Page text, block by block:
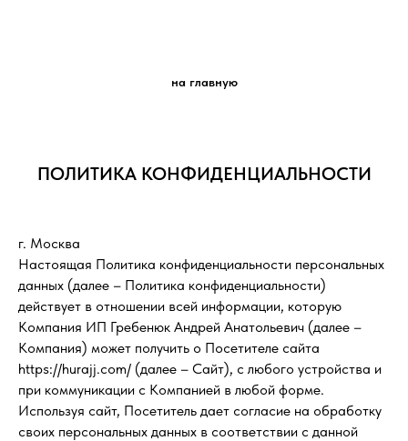
на главную
ПОЛИТИКА КОНФИДЕНЦИАЛЬНОСТИ
г. Москва
Настоящая Политика конфиденциальности персональных
данных (далее – Политика конфиденциальности)
действует в отношении всей информации, которую
Компания ИП Гребенюк Андрей Анатольевич (далее –
Компания) может получить о Посетителе сайта
https://hurajj.com/ (далее – Сайт), с любого устройства и
при коммуникации с Компанией в любой форме.
Используя сайт, Посетитель дает согласие на обработку
своих персональных данных в соответствии с данной